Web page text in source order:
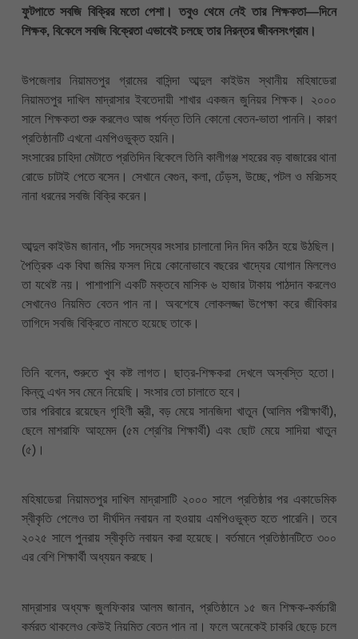
ফুটপাতে সবজি বিক্রির মতো পেশা। তবুও থেমে নেই তার শিক্ষকতা—দিনে
শিক্ষক, বিকেলে সবজি বিক্রেতা এভাবেই চলছে তার নিরন্তর জীবনসংগ্রাম।
উপজেলার নিয়ামতপুর গ্রামের বাসিন্দা আব্দুল কাইউম স্থানীয় মহিষাডেরা
নিয়ামতপুর দাখিল মাদ্রাসার ইবতেদায়ী শাখার একজন জুনিয়র শিক্ষক। ২০০০
সালে শিক্ষকতা শুরু করলেও আজ পর্যন্ত তিনি কোনো বেতন-ভাতা পাননি। কারণ
প্রতিষ্ঠানটি এখনো এমপিওভুক্ত হয়নি।
সংসারের চাহিদা মেটাতে প্রতিদিন বিকেলে তিনি কালীগঞ্জ শহরের বড় বাজারের থানা
রোডে চাটাই পেতে বসেন। সেখানে বেগুন, কলা, ঢেঁড়স, উচ্ছে, পটল ও মরিচসহ
নানা ধরনের সবজি বিক্রি করেন।
আব্দুল কাইউম জানান, পাঁচ সদস্যের সংসার চালানো দিন দিন কঠিন হয়ে উঠছিল।
পৈত্রিক এক বিঘা জমির ফসল দিয়ে কোনোভাবে বছরের খাদ্যের যোগান মিললেও
তা যথেষ্ট নয়। পাশাপাশি একটি মক্তবে মাসিক ৬ হাজার টাকায় পাঠদান করলেও
সেখানেও নিয়মিত বেতন পান না। অবশেষে লোকলজ্জা উপেক্ষা করে জীবিকার
তাগিদে সবজি বিক্রিতে নামতে হয়েছে তাকে।
তিনি বলেন, শুরুতে খুব কষ্ট লাগত। ছাত্র-শিক্ষকরা দেখলে অস্বস্তি হতো।
কিন্তু এখন সব মেনে নিয়েছি। সংসার তো চালাতে হবে।
তার পরিবারে রয়েছেন গৃহিণী স্ত্রী, বড় মেয়ে সানজিদা খাতুন (আলিম পরীক্ষার্থী),
ছেলে মাশরাফি আহমেদ (৫ম শ্রেণির শিক্ষার্থী) এবং ছোট মেয়ে সাদিয়া খাতুন
(৫)।
মহিষাডেরা নিয়ামতপুর দাখিল মাদ্রাসাটি ২০০০ সালে প্রতিষ্ঠার পর একাডেমিক
স্বীকৃতি পেলেও তা দীর্ঘদিন নবায়ন না হওয়ায় এমপিওভুক্ত হতে পারেনি। তবে
২০২৫ সালে পুনরায় স্বীকৃতি নবায়ন করা হয়েছে। বর্তমানে প্রতিষ্ঠানটিতে ৩০০
এর বেশি শিক্ষার্থী অধ্যয়ন করছে।
মাদ্রাসার অধ্যক্ষ জুলফিকার আলম জানান, প্রতিষ্ঠানে ১৫ জন শিক্ষক-কর্মচারী
কর্মরত থাকলেও কেউই নিয়মিত বেতন পান না। ফলে অনেকেই চাকরি ছেড়ে চলে